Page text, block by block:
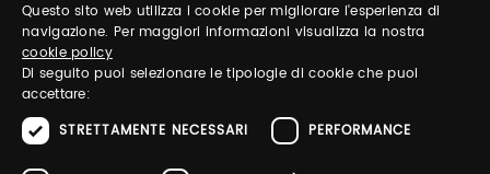
TUTORING & CONSULTING
ITALIAN
Questo sito web utilizza i cookie per migliorare l'esperienza di
navigazione. Per maggiori informazioni visualizza la nostra
cookie policy
Di seguito puoi selezionare le tipologie di cookie che puoi
accettare:
STRETTAMENTE NECESSARI
PERFORMANCE